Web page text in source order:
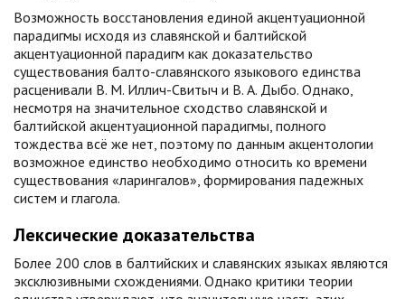
Возможность восстановления единой акцентуационной
парадигмы исходя из славянской и балтийской
акцентуационной парадигм как доказательство
существования балто-славянского языкового единства
расценивали В. М. Иллич-Свитыч и В. А. Дыбо. Однако,
несмотря на значительное сходство славянской и
балтийской акцентуационной парадигмы, полного
тождества всё же нет, поэтому по данным акцентологии
возможное единство необходимо относить ко времени
существования «ларингалов», формирования падежных
систем и глагола.
Лексические доказательства
Более 200 слов в балтийских и славянских языках являются
эксклюзивными схождениями. Однако критики теории